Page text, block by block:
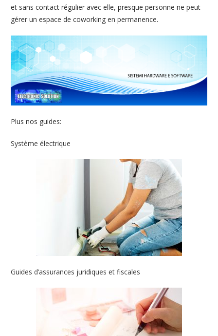
et sans contact régulier avec elle, presque personne ne peut
gérer un espace de coworking en permanence.
Plus nos guides:
Système électrique
Guides d’assurances juridiques et fiscales